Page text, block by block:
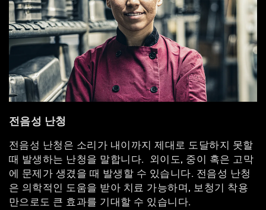
전음성 난청
전음성 난청은 소리가 내이까지 제대로 도달하지 못할
때 발생하는 난청을 말합니다. 외이도, 중이 혹은 고막
에 문제가 생겼을 때 발생할 수 있습니다. 전음성 난청
은 의학적인 도움을 받아 치료 가능하며, 보청기 착용
만으로도 큰 효과를 기대할 수 있습니다.